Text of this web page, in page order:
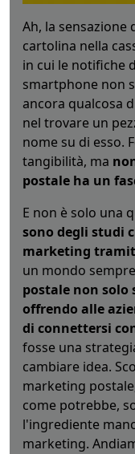
Ah, la sensazione
cartolina nella
in cui le notifiche
smartphone non
ancora qualcosa
nel trovare un
nome su di esso.
tangibilità, ma
postale ha un
E non è solo una
sono degli studi
marketing
un mondo
postale non solo
offrendo alle
di connettersi
fosse una
cambiare idea.
marketing
come potrebbe,
l'ingrediente
marketing.